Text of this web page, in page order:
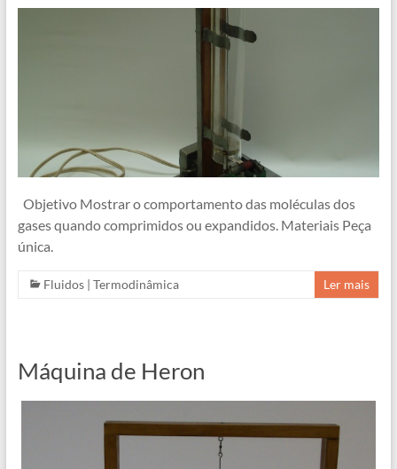
Objetivo Mostrar o comportamento das moléculas dos
gases quando comprimidos ou expandidos. Materiais Peça
única.
Fluidos| Termodinâmica Ler mais
Máquina de Heron